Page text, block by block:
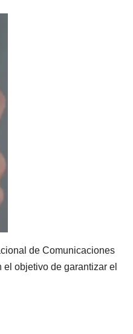
de Comunicaciones
objetivo de garantizar el